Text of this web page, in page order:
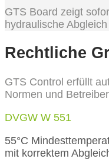
GTS Board zeigt
hydraulische
Rechtliche
GTS Control erfüllt
Normen und
DVGW W 551
55°C
mit korrektem